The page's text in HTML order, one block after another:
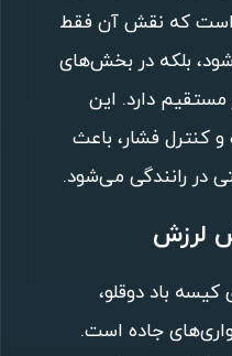
است که نقش آن فقط
بلکه در بخش‌های
مستقیم دارد. این
کنترل فشار، باعث
در رانندگی می‌شود.
لرزش
کیسه باد دوقلو،
جاده است.